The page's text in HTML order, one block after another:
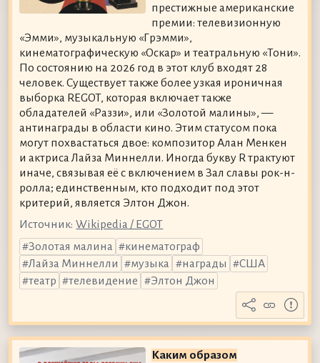
престижные американские
премии: телевизионную
«Эмми», музыкальную «Грэмми»,
кинематографическую «Оскар» и театральную «Тони».
По состоянию на 2026 год в этот клуб входят 28
человек. Существует также более узкая ироничная
выборка REGOT, которая включает также
обладателей «Раззи», или «Золотой малины», —
антинаграды в области кино. Этим статусом пока
могут похвастаться двое: композитор Алан Менкен
и актриса Лайза Миннелли. Иногда букву R трактуют
иначе, связывая её с включением в Зал славы рок-н-
ролла; единственным, кто подходит под этот
критерий, является Элтон Джон.
Источник: Wikipedia / EGOT
Золотая малина
кинематограф
Лайза Миннелли
музыка награды
США
театр
телевидение Элтон Джон
Каким образом